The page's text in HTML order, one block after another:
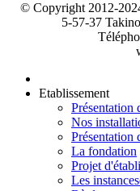
© Copyright 2012-
5-57-37
Etablissement
Nos
Présentation
La fondation
Projet
Les instances